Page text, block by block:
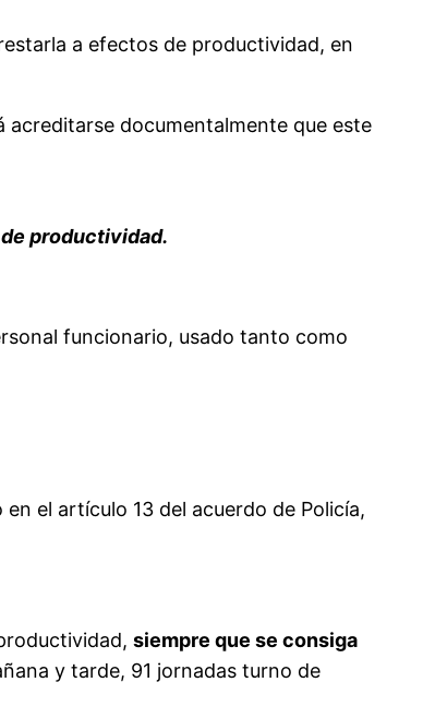
a efectos de productividad, en
documentalmente que este
productividad.
funcionario, usado tanto como
el artículo 13 del acuerdo de Policía,
siempre que se consiga
y tarde, 91 jornadas turno de